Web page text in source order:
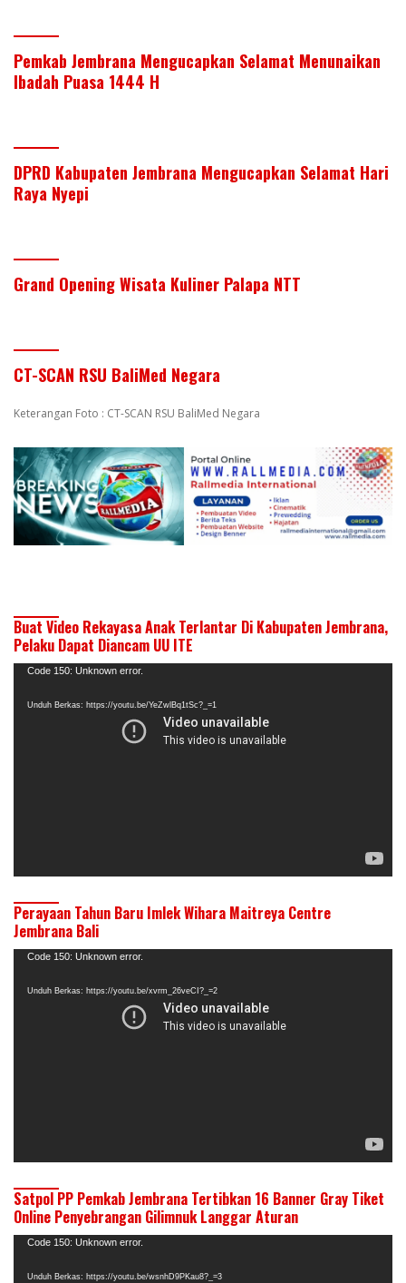
Pemkab Jembrana Mengucapkan Selamat Menunaikan
Ibadah Puasa 1444 H
DPRD Kabupaten Jembrana Mengucapkan Selamat Hari
Raya Nyepi
Grand Opening Wisata Kuliner Palapa NTT
CT-SCAN RSU BaliMed Negara
Keterangan Foto : CT-SCAN RSU BaliMed Negara
Buat Video Rekayasa Anak Terlantar Di Kabupaten Jembrana,
Pelaku Dapat Diancam UU ITE
Pemutar
Code 150: Unknown error.
Unduh Berkas: https://youtu.be/YeZwlBq1tSc?_=1
Perayaan Tahun Baru Imlek Wihara Maitreya Centre
Jembrana Bali
Pemutar
Code 150: Unknown error.
Unduh Berkas: https://youtu.be/xvrm_26veCI?_=2
Satpol PP Pemkab Jembrana Tertibkan 16 Banner Gray Tiket
Online Penyebrangan Gilimnuk Langgar Aturan
Pemutar
Code 150: Unknown error.
Unduh Berkas: https://youtu.be/wsnhD9PKau8?_=3